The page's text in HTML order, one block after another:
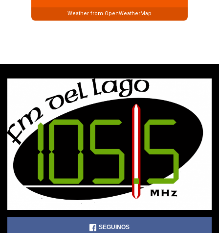
Weather from OpenWeatherMap
SEGUINOS